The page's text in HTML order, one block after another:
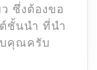
ซึ่งต้องขอ
ชั้นนำ ที่นำ
คุณครับ